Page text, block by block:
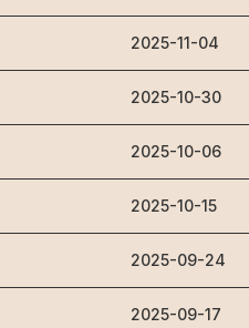
2025-11-04
2025-10-30
2025-10-06
2025-10-15
2025-09-24
2025-09-17